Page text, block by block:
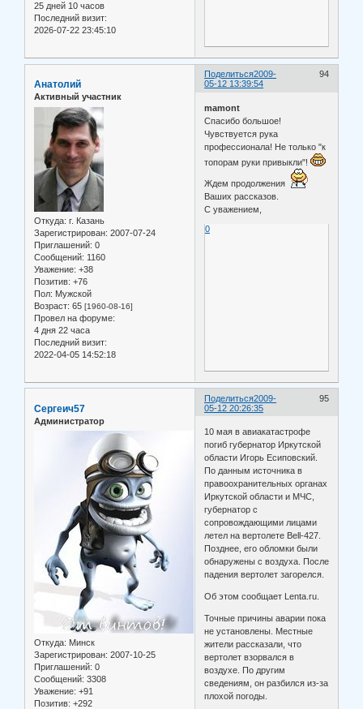
25 дней 10 часов
Последний визит:
2026-07-22 23:45:10
Поделиться 94
2009-
05-12 13:39:54
Анатолий
Активный участник
Откуда: г. Казань
Зарегистрирован: 2007-07-24
Приглашений: 0
Сообщений: 1160
Уважение: +38
Позитив: +76
Пол: Мужской
Возраст: 65 [1960-08-16]
Провел на форуме:
4 дня 22 часа
Последний визит:
2022-04-05 14:52:18
mamont
Спасибо большое!
Чувствуется рука
профессионала! Не только "к
топорам руки привыкли"!
Ждем продолжения
Ваших рассказов.
С уважением,
0
Поделиться 95
2009-
05-12 20:26:35
Сергеич57
Администратор
Откуда: Минск
Зарегистрирован: 2007-10-25
Приглашений: 0
Сообщений: 3308
Уважение: +91
Позитив: +292
10 мая в авиакатастрофе
погиб губернатор Иркутской
области Игорь Есиповский.
По данным источника в
правоохранительных органах
Иркутской области и МЧС,
губернатор с
сопровождающими лицами
летел на вертолете Bell-427.
Позднее, его обломки были
обнаружены с воздуха. После
падения вертолет загорелся.
Об этом сообщает Lenta.ru.
Точные причины аварии пока
не установлены. Местные
жители рассказали, что
вертолет взорвался в
воздухе. По другим
сведениям, он разбился из-за
плохой погоды.